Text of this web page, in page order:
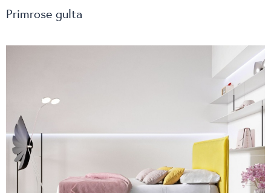
Primrose gulta